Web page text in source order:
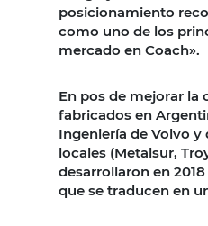
posicionamiento
como uno de los
mercado en Coach».
En pos de mejorar la
fabricados en
Ingeniería de Volvo y
locales (Metalsur,
desarrollaron en
que se traducen en